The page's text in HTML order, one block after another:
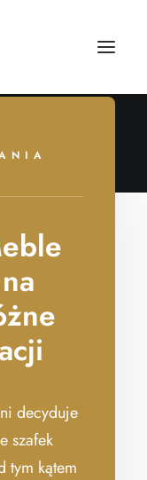
decyduje
szafek
tym kątem